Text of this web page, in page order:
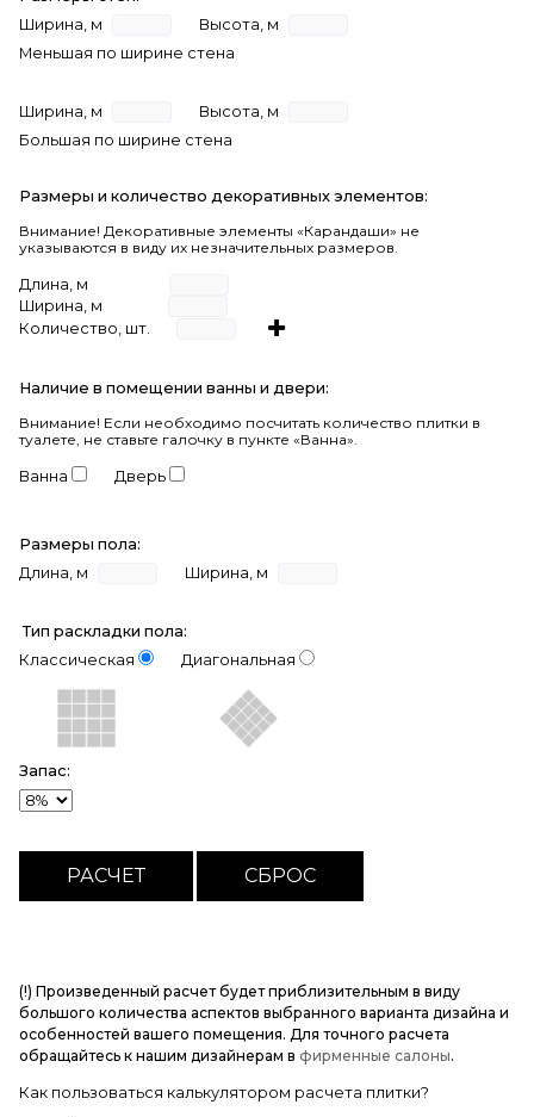
Ширина, м
Высота, м
Меньшая по ширине стена
Ширина, м
Высота, м
Большая по ширине стена
Размеры и количество декоративных элементов:
Внимание! Декоративные элементы «Карандаши» не
указываются в виду их незначительных размеров.
Длина, м
Ширина, м
Количество, шт.
Наличие в помещении ванны и двери:
Внимание! Если необходимо посчитать количество плитки в
туалете, не ставьте галочку в пункте «Ванна».
Ванна Дверь
Размеры пола:
Длина, м
Ширина, м
Тип раскладки пола:
Классическая
Диагональная
Запас:
(!) Произведенный расчет будет приблизительным в виду
большого количества аспектов выбранного варианта дизайна и
особенностей вашего помещения. Для точного расчета
обращайтесь к нашим дизайнерам в фирменные салоны.
Как пользоваться калькулятором расчета плитки?